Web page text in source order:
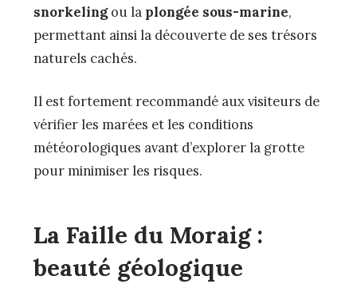
snorkelingou la plongée sous-marine,
permettant ainsi la découverte de ses trésors
naturels cachés.
Il est fortement recommandé aux visiteurs de
vérifier les marées et les conditions
météorologiques avant d’explorer la grotte
pour minimiser les risques.
La Faille du Moraig :
beauté géologique